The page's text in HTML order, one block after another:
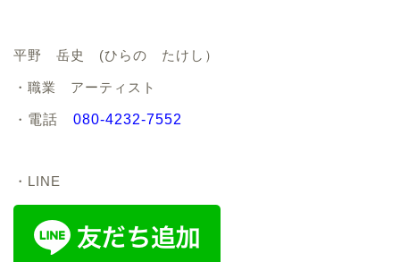
平野 岳史 (ひらの たけし）
・職業 アーティスト
・ 電話 080-4232-7552
・LINE